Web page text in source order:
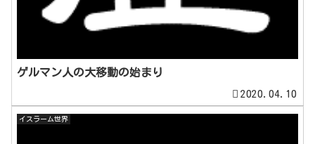
ゲルマン人の大移動の始まり
2020.04.10
イスラーム世界